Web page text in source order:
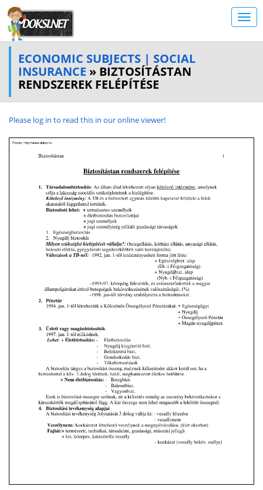
ECONOMIC SUBJECTS | SOCIAL
INSURANCE » BIZTOSÍTÁSTAN
RENDSZEREK FELÉPÍTÉSE
Please log in to read this in our online viewer!